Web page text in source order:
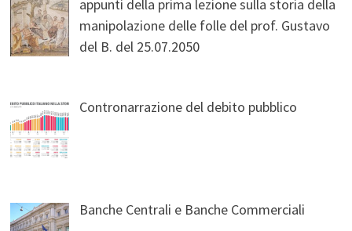
appunti della prima lezione sulla storia della
manipolazione delle folle del prof. Gustavo
del B. del 25.07.2050
Contronarrazione del debito pubblico
Banche Centrali e Banche Commerciali